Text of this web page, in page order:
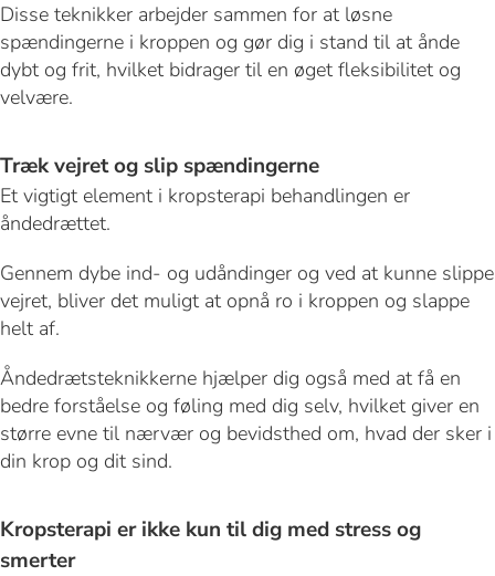
Disse teknikker arbejder sammen for at løsne
spændingerne i kroppen og gør dig i stand til at ånde
dybt og frit, hvilket bidrager til en øget fleksibilitet og
velvære.
Træk vejret og slip spændingerne
Et vigtigt element i kropsterapi behandlingen er
åndedrættet.
Gennem dybe ind- og udåndinger og ved at kunne slippe
vejret, bliver det muligt at opnå ro i kroppen og slappe
helt af.
Åndedrætsteknikkerne hjælper dig også med at få en
bedre forståelse og føling med dig selv, hvilket giver en
større evne til nærvær og bevidsthed om, hvad der sker i
din krop og dit sind.
Kropsterapi er ikke kun til dig med stress og
smerter